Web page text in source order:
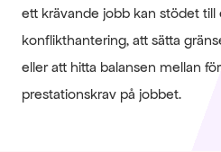
ett krävande jobb kan stödet
konflikthantering, att sätta
eller att hitta balansen mellan
prestationskrav på jobbet.